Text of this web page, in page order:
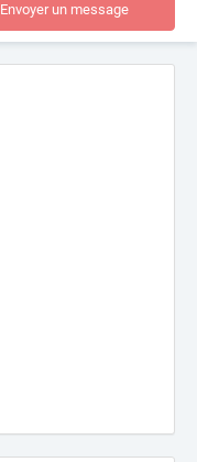
Envoyer un message